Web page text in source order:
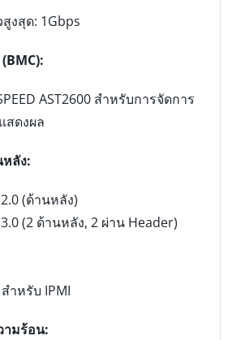
สูงสุด: 1Gbps
AST2600 สำหรับการจัดการ
สดงผล
ลัง:
(ด้านหลัง)
3.0 (2 ด้านหลัง, 2 ผ่าน Header)
สำหรับ IPMI
ามร้อน: